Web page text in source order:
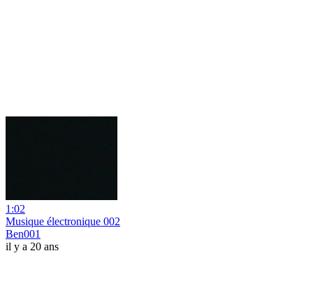
1:02
Musique électronique 002
Ben001
il y a 20 ans